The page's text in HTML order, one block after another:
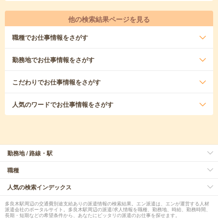
他の検索結果ページを見る
職種でお仕事情報をさがす
勤務地でお仕事情報をさがす
こだわりでお仕事情報をさがす
人気のワードでお仕事情報をさがす
勤務地 / 路線・駅
職種
人気の検索インデックス
多良木駅周辺の交通費別途支給ありの派遣情報の検索結果。エン派遣は、エンが運営する人材
派遣会社のポータルサイト。多良木駅周辺の派遣/求人情報を職種、勤務地、時給、勤務時間、
長期・短期などの希望条件から、あなたにピッタリの派遣のお仕事を探せます。